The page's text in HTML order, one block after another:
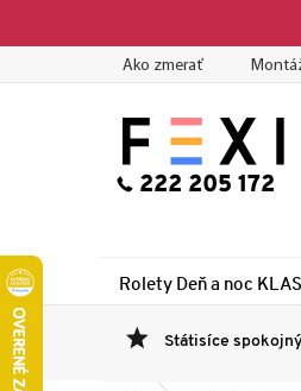
Ako zmerať
222 205 172
Rolety Deň a noc
Státisíce